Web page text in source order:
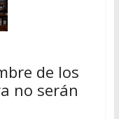
de los
no serán